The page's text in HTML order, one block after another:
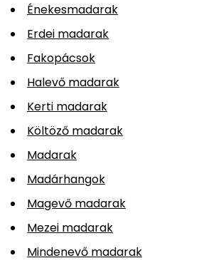
Énekesmadarak
Erdei madarak
Fakopácsok
Halevő madarak
Kerti madarak
Költöző madarak
Madarak
Madárhangok
Magevő madarak
Mezei madarak
Mindenevő madarak